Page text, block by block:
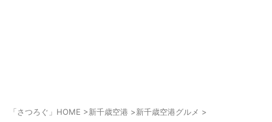
「さつろぐ」HOME >新千歳空港 >新千歳空港グルメ >